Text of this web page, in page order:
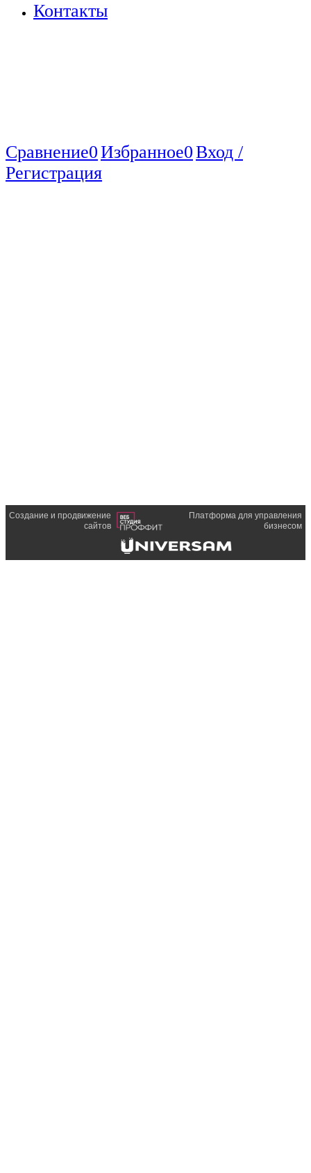
Контакты
Сравнение0Избранное0Вход /
Регистрация
Создание и продвижение
сайтов
Платформа для управления
бизнесом